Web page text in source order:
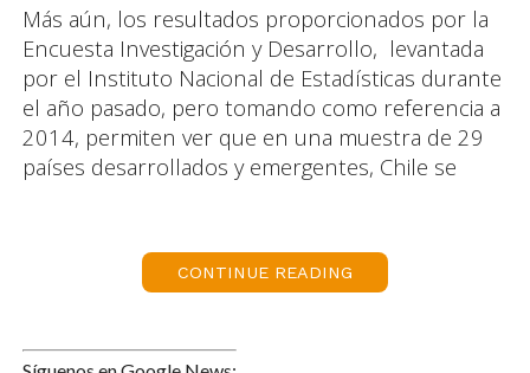
Más aún, los resultados proporcionados por la
Encuesta Investigación y Desarrollo, levantada
por el Instituto Nacional de Estadísticas durante
el año pasado, pero tomando como referencia a
2014, permiten ver que en una muestra de 29
países desarrollados y emergentes, Chile se
total de los recursos destinados a las
mencionadas actividades.
En relación al financiamiento, los dos actores
CONTINUE READING